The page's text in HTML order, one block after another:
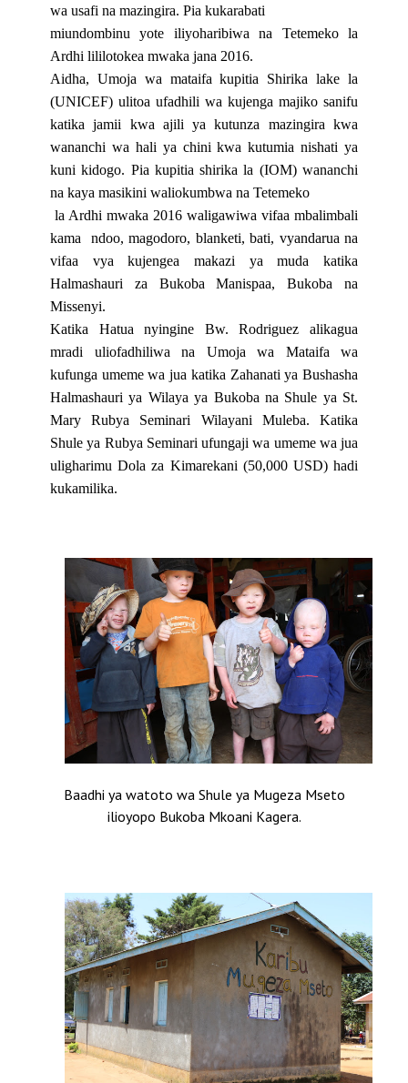
wa usafi na mazingira. Pia kukarabati
miundombinu yote iliyoharibiwa na Tetemeko la
Ardhi lililotokea mwaka jana 2016.
Aidha, Umoja wa mataifa kupitia Shirika lake la
(UNICEF) ulitoa ufadhili wa kujenga majiko sanifu
katika jamii kwa ajili ya kutunza mazingira kwa
wananchi wa hali ya chini kwa kutumia nishati ya
kuni kidogo. Pia kupitia shirika la (IOM) wananchi
na kaya masikini waliokumbwa na Tetemeko
la Ardhi mwaka 2016 waligawiwa vifaa mbalimbali
kama
ndoo, magodoro, blanketi, bati, vyandarua na
vifaa vya kujengea makazi ya muda katika
Halmashauri za Bukoba Manispaa, Bukoba na
Missenyi.
Katika Hatua nyingine Bw. Rodriguez alikagua
mradi uliofadhiliwa na Umoja wa Mataifa wa
kufunga umeme wa jua katika Zahanati ya Bushasha
Halmashauri ya Wilaya ya Bukoba na Shule ya St.
Mary Rubya Seminari Wilayani Muleba. Katika
Shule ya Rubya Seminari ufungaji wa umeme wa jua
uligharimu Dola za Kimarekani (50,000 USD) hadi
kukamilika.
Baadhi ya watoto wa Shule ya Mugeza Mseto
ilioyopo Bukoba Mkoani Kagera.